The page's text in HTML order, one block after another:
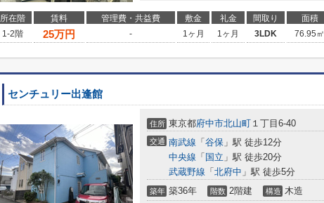
所在階 賃料 管理費・共益費 敷金 礼金 間取り 面積
1-2階
25万円 - 1ヶ月 1ヶ月 3LDK 76.95㎡
センチュリー出逢館
住所 東京都府中市北山町 １丁目6-40
交通 南武線 「 谷保 」駅 徒歩12分
中央線 「 国立 」駅 徒歩20分
武蔵野線 「 北府中 」駅 徒歩5分
築年 築36年 階数 2階建 構造 木造